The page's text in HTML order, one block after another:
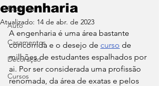
Backlinks
Auto
Casamentos
Decoração
Cursos
engenharia
Atualizado: 14 de abr. de 2023
A engenharia é uma área bastante
concorrida e o desejo de curso de
milhões de estudantes espalhados por
ai. Por ser considerada uma profissão
renomada, da área de exatas e pelos